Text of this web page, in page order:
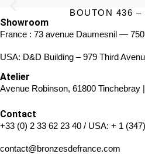
BOUTON 436 –
Showroom
France : 73 avenue Daumesnil —
USA: D&D Building – 979 Third
Atelier
Avenue Robinson, 61800 Tinchebray
Contact
+33 (0) 2 33 62 23 40 / USA: + 1
contact@bronzesdefrance.com